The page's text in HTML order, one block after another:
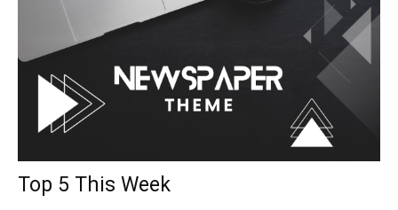
Top 5 This Week